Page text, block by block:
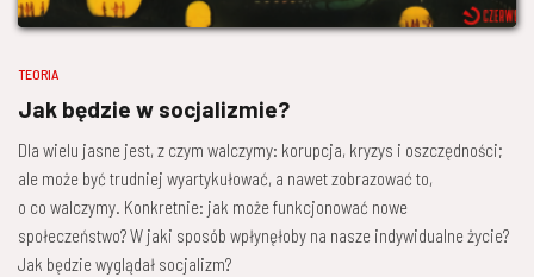
TEORIA
Jak będzie w socjalizmie?
Dla wielu jasne jest, z czym walczymy: korupcja, kryzys i oszczędności;
ale może być trudniej wyartykułować, a nawet zobrazować to,
o co walczymy. Konkretnie: jak może funkcjonować nowe
społeczeństwo? W jaki sposób wpłynęłoby na nasze indywidualne życie?
Jak będzie wyglądał socjalizm?